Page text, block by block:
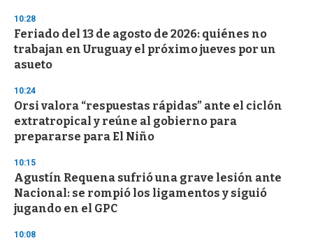
10:28
Feriado del 13 de agosto de 2026: quiénes no
trabajan en Uruguay el próximo jueves por un
asueto
10:24
Orsi valora “respuestas rápidas” ante el ciclón
extratropical y reúne al gobierno para
prepararse para El Niño
10:15
Agustín Requena sufrió una grave lesión ante
Nacional: se rompió los ligamentos y siguió
jugando en el GPC
10:08